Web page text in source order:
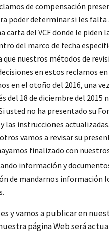
de compensación
poder determinar si les
carta del VCF donde le
del marco de fecha
que nuestros métodos de
en estos reclamos
en el otoño del 2016, una
del 18 de diciembre del
usted no ha presentado su
instrucciones
vamos a revisar su
finalizado con
información y
de mandarnos información
y vamos a publicar en
página Web será